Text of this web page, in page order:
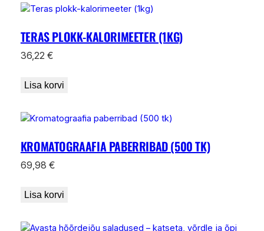
TERAS PLOKK-KALORIMEETER (1KG)
36,22 €
Lisa korvi
KROMATOGRAAFIA PABERRIBAD (500 TK)
69,98 €
Lisa korvi